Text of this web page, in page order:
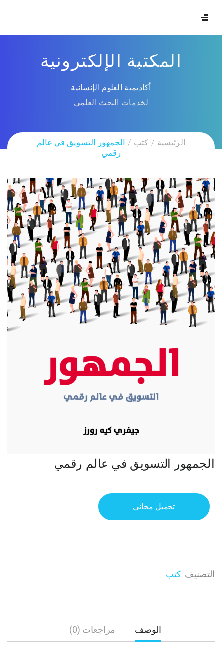
المكتبة الإلكترونية
أكاديمية العلوم الإنسانية
لخدمات البحث العلمي
الرئيسية كتب
الجمهور التسويق في عالم
رقمي
الجمهور التسويق في عالم رقمي
تحميل مجاني
التصنيف: كتب
الوصف مراجعات (0)